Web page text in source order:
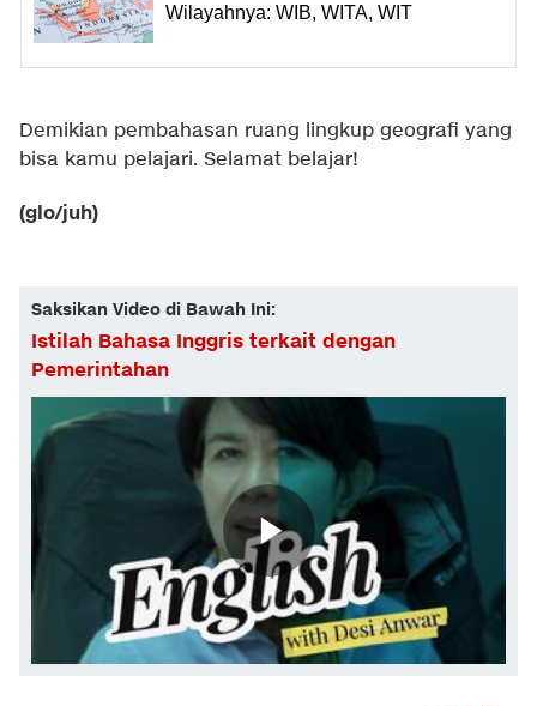
Wilayahnya: WIB, WITA, WIT
Demikian pembahasan ruang lingkup geografi yang
bisa kamu pelajari. Selamat belajar!
(glo/juh)
Saksikan Video di Bawah Ini:
Istilah Bahasa Inggris terkait dengan
Pemerintahan